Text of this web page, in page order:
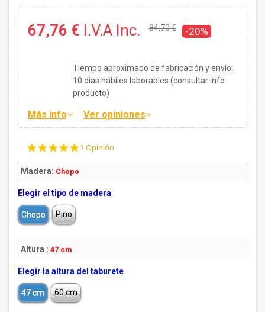
67,76 € I.V.A Inc. 84,70 € -20%
Tiempo aproximado de fabricación y envío:
10 dias hábiles laborables (consultar info
producto)
Más info Ver opiniones
5.0
1 Opinión
Madera: Chopo
Elegir el tipo de madera
Chopo Pino
Altura : 47 cm
Elegir la altura del taburete
47 cm 60 cm